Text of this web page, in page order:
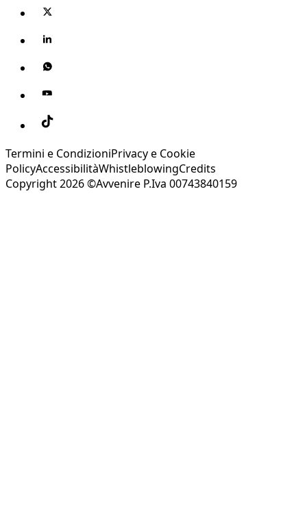
Termini e CondizioniPrivacy e Cookie
PolicyAccessibilitàWhistleblowingCredits
Copyright 2026 ©Avvenire P.Iva 00743840159